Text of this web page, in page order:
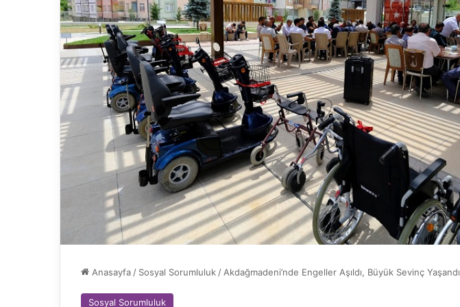
Anasayfa/ Sosyal Sorumluluk/Akdağmadeni’nde Engeller Aşıldı, Büyük Sevinç Yaşandı
Sosyal Sorumluluk